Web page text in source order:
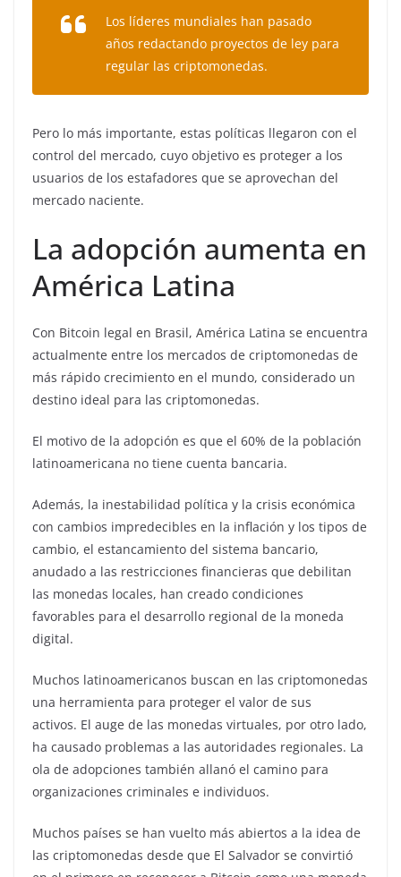
Los líderes mundiales han pasado
años redactando proyectos de ley para
regular las criptomonedas.
Pero lo más importante, estas políticas llegaron con el
control del mercado, cuyo objetivo es proteger a los
usuarios de los estafadores que se aprovechan del
mercado naciente.
La adopción aumenta en
América Latina
Con Bitcoin legal en Brasil, América Latina se encuentra
actualmente entre los mercados de criptomonedas de
más rápido crecimiento en el mundo, considerado un
destino ideal para las criptomonedas.
El motivo de la adopción es que el 60% de la población
latinoamericana no tiene cuenta bancaria.
Además, la inestabilidad política y la crisis económica
con cambios impredecibles en la inflación y los tipos de
cambio, el estancamiento del sistema bancario,
anudado a las restricciones financieras que debilitan
las monedas locales, han creado condiciones
favorables para el desarrollo regional de la moneda
digital.
Muchos latinoamericanos buscan en las criptomonedas
una herramienta para proteger el valor de sus
activos. El auge de las monedas virtuales, por otro lado,
ha causado problemas a las autoridades regionales. La
ola de adopciones también allanó el camino para
organizaciones criminales e individuos.
Muchos países se han vuelto más abiertos a la idea de
las criptomonedas desde que El Salvador se convirtió